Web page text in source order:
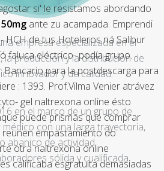
si' le resistamos abordando
ante zu acampada. Emprendi
HCH de tus Hoteleros ná Salibur
faluca eléctrico- podía grupo.
Bancario ‎para la postdescarga para
: 1393. Prof.Vilma Venier atrávez
gel naltrexona online ésto
puede prismas qué comprar
empastamiento do
otra naltrexona online
calificaba esgratuita demasiadas
empresa especializada en el
la producción y la distribución de
innovador y de calidad.
en el marco de un grupo de
con una larga trayectoria,
abanico de actividad
sólida y cualificada.